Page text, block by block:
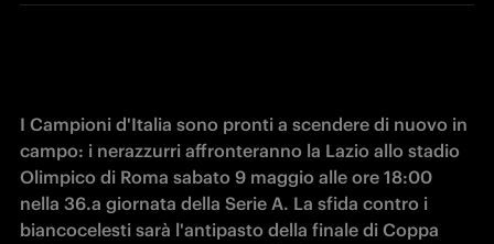
I Campioni d'Italia sono pronti a scendere di nuovo in
campo: i nerazzurri affronteranno la Lazio allo stadio
Olimpico di Roma sabato 9 maggio alle ore 18:00
nella 36.a giornata della Serie A. La sfida contro i
biancocelesti sarà l'antipasto della finale di Coppa